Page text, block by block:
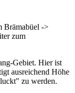
Brämabüel ->
zum
Gebiet. Hier ist
ausreichend Höhe
zu werden.